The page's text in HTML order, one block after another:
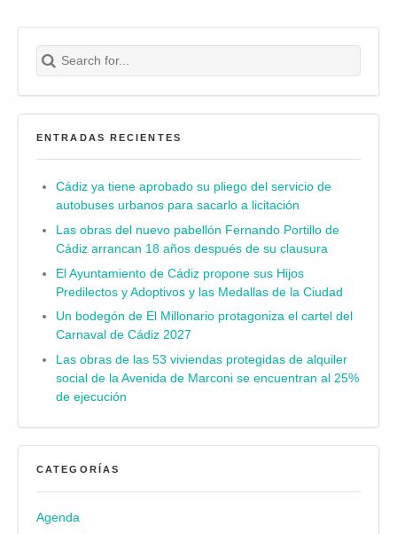
Search for:
Buscar
ENTRADAS RECIENTES
Cádiz ya tiene aprobado su pliego del servicio de
autobuses urbanos para sacarlo a licitación
Las obras del nuevo pabellón Fernando Portillo de
Cádiz arrancan 18 años después de su clausura
El Ayuntamiento de Cádiz propone sus Hijos
Predilectos y Adoptivos y las Medallas de la Ciudad
Un bodegón de El Millonario protagoniza el cartel del
Carnaval de Cádiz 2027
Las obras de las 53 viviendas protegidas de alquiler
social de la Avenida de Marconi se encuentran al 25%
de ejecución
CATEGORÍAS
Agenda